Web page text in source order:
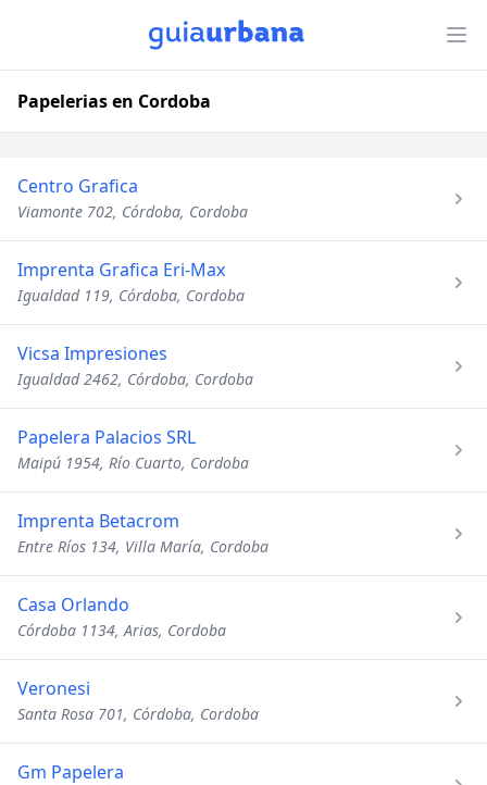
Papelerias en Cordoba
Centro Grafica
Viamonte 702, Córdoba, Cordoba
Imprenta Grafica Eri-Max
Igualdad 119, Córdoba, Cordoba
Vicsa Impresiones
Igualdad 2462, Córdoba, Cordoba
Papelera Palacios SRL
Maipú 1954, Río Cuarto, Cordoba
Imprenta Betacrom
Entre Ríos 134, Villa María, Cordoba
Casa Orlando
Córdoba 1134, Arias, Cordoba
Veronesi
Santa Rosa 701, Córdoba, Cordoba
Gm Papelera